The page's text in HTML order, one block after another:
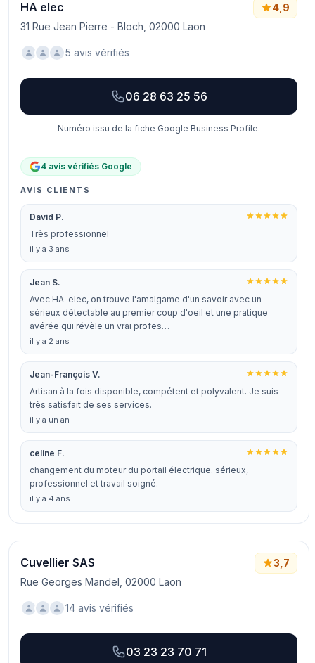
HA elec
31 Rue Jean Pierre - Bloch, 02000 Laon
4,9
5 avis vérifiés
06 28 63 25 56
Numéro issu de la fiche Google Business Profile.
4 avis vérifiés Google
AVIS CLIENTS
David P.
Très professionnel
il y a 3 ans
Jean S.
Avec HA-elec, on trouve l'amalgame d'un savoir avec un
sérieux détectable au premier coup d'oeil et une pratique
avérée qui révèle un vrai profes…
il y a 2 ans
Jean-François V.
Artisan à la fois disponible, compétent et polyvalent. Je suis
très satisfait de ses services.
il y a un an
celine F.
changement du moteur du portail électrique. sérieux,
professionnel et travail soigné.
il y a 4 ans
Cuvellier SAS
Rue Georges Mandel, 02000 Laon
3,7
14 avis vérifiés
03 23 23 70 71